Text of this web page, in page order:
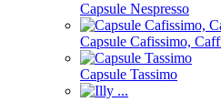
Capsule Nespresso
Capsule Cafissimo,
Capsule Tassimo